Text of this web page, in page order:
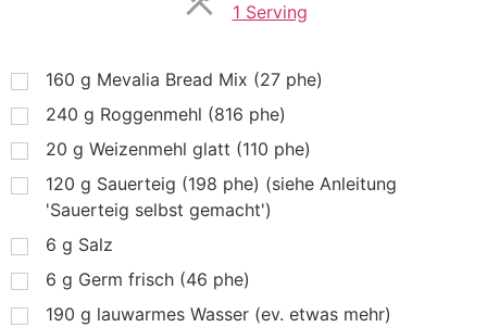
1 Serving
160 g Mevalia Bread Mix (27 phe)
240 g Roggenmehl (816 phe)
20 g Weizenmehl glatt (110 phe)
120 g Sauerteig (198 phe) (siehe Anleitung
'Sauerteig selbst gemacht')
6 g Salz
6 g Germ frisch (46 phe)
190 g lauwarmes Wasser (ev. etwas mehr)